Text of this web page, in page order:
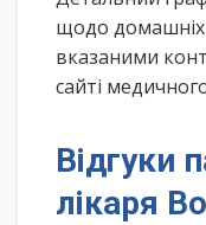
щодо домашніх
вказаними
сайті
Відгуки
лікаря